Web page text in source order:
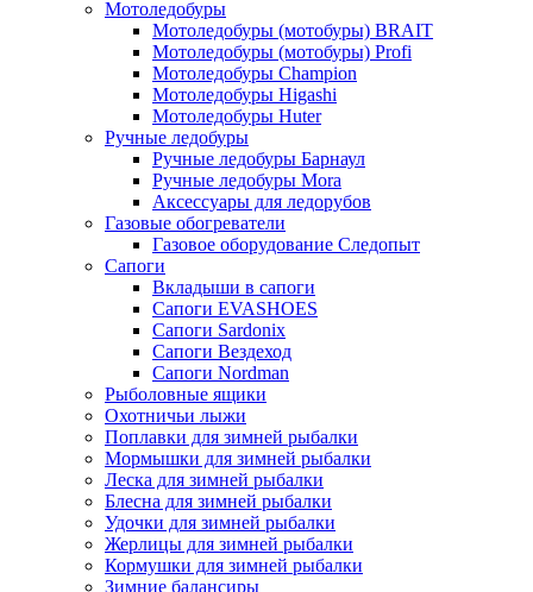
Мотоледобуры
Мотоледобуры (мотобуры) BRAIT
Мотоледобуры (мотобуры) Profi
Мотоледобуры Champion
Мотоледобуры Higashi
Мотоледобуры Huter
Ручные ледобуры
Ручные ледобуры Барнаул
Ручные ледобуры Mora
Аксессуары для ледорубов
Газовые обогреватели
Газовое оборудование Следопыт
Сапоги
Вкладыши в сапоги
Сапоги EVASHOES
Сапоги Sardonix
Сапоги Вездеход
Сапоги Nordman
Рыболовные ящики
Охотничьи лыжи
Поплавки для зимней рыбалки
Мормышки для зимней рыбалки
Леска для зимней рыбалки
Блесна для зимней рыбалки
Удочки для зимней рыбалки
Жерлицы для зимней рыбалки
Кормушки для зимней рыбалки
Зимние балансиры